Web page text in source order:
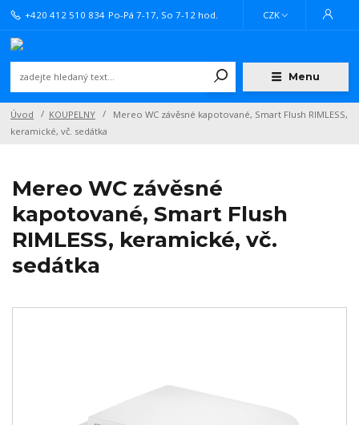
Menu
CZK
+420 412 510 834 Po-Pá 7-17, So 7-12 hod.
Úvod KOUPELNY
Mereo WC závěsné kapotované, Smart Flush RIMLESS,
keramické, vč. sedátka
Mereo WC závěsné
kapotované, Smart Flush
RIMLESS, keramické, vč.
sedátka